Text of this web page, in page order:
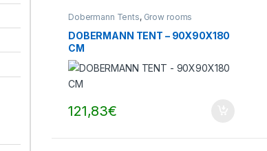
Dobermann Tents, Grow rooms
DOBERMANN TENT – 90X90X180
CM
121,83€